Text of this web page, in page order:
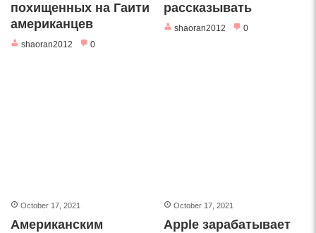
похищенных на Гаити
американцев
shaoran2012 0
рассказывать
shaoran2012 0
October 17, 2021
Американским
October 17, 2021
Apple зарабатывает